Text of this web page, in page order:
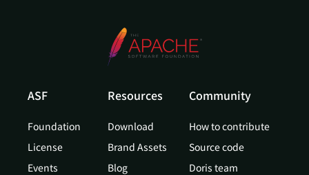
ASF
Foundation
License
Events
Resources
Download
Brand Assets
Blog
Community
How to contribute
Source code
Doris team